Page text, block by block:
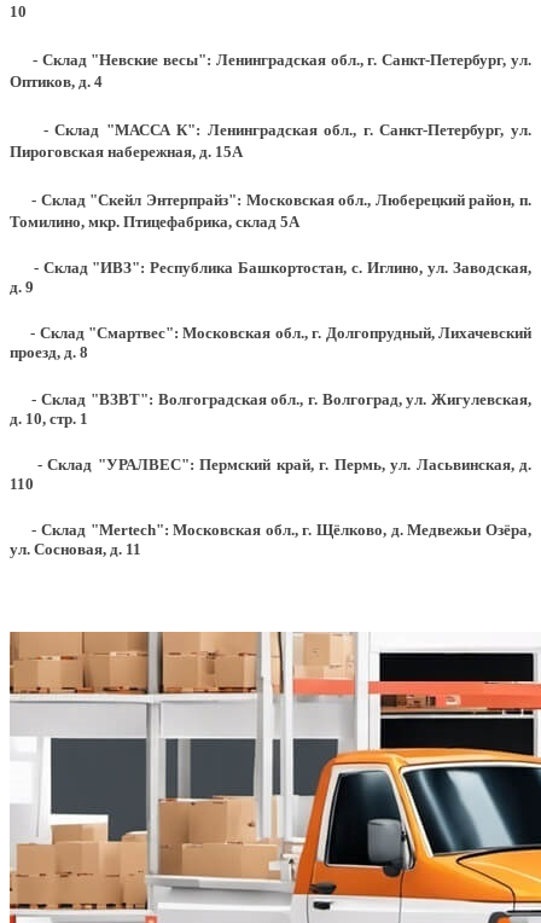
10
- Склад "Невские весы": Ленинградская обл., г. Санкт-Петербург, ул.
Оптиков, д. 4
- Склад "МАССА К": Ленинградская обл., г. Санкт-Петербург, ул.
Пироговская набережная, д. 15А
- Склад "Скейл Энтерпрайз": Московская обл., Люберецкий район, п.
Томилино, мкр. Птицефабрика, склад 5А
- Склад "ИВЗ": Республика Башкортостан, с. Иглино, ул. Заводская,
д. 9
- Склад "Смартвес":Московская обл., г. Долгопрудный, Лихачевский
проезд, д. 8
- Склад "ВЗВТ": Волгоградская обл., г. Волгоград, ул. Жигулевская,
д. 10, стр. 1
- Склад "УРАЛВЕС": Пермский край, г. Пермь, ул. Ласьвинская, д.
110
- Склад "Mertech": Московская обл., г. Щёлково, д. Медвежьи Озёра,
ул. Сосновая, д. 11